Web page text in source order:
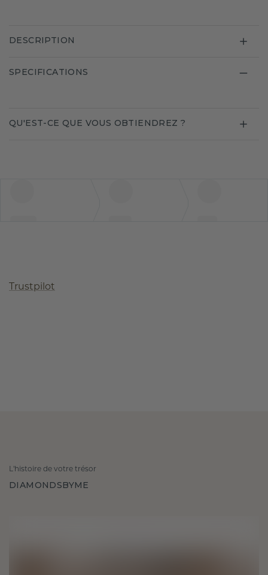
DESCRIPTION
SPECIFICATIONS
QU'EST-CE QUE VOUS OBTIENDREZ ?
Trustpilot
L'histoire de votre trésor
DIAMONDSBYME